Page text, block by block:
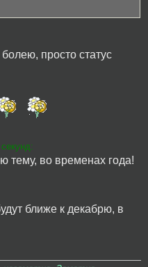
просто статус
тему, во временах года!
ближе к декабрю, в